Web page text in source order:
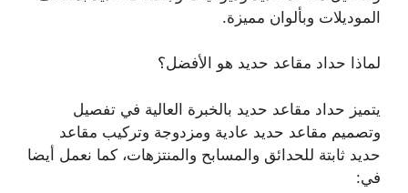
الموديلات وبألوان مميزة.
لماذا حداد مقاعد حديد هو الأفضل؟
يتميز حداد مقاعد حديد بالخبرة العالية في تفصيل
وتصميم مقاعد حديد عادية ومزدوجة وتركيب مقاعد
حديد ثابتة للحدائق والمسابح والمنتزهات، كما نعمل أيضا
في: